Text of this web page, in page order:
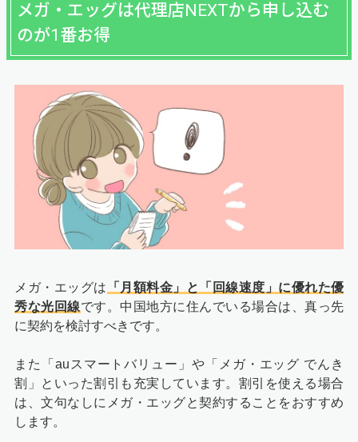
メガ・エッグは代理店NEXTから申し込む
のが1番お得
メガ・エッグは 「月額料金」と「回線速度」に優れた優
秀な光回線です。中国地方に住んでいる場合は、真っ先
に契約を検討すべきです。
また「auスマートバリュー」や「メガ・エッグ でんき
割」といった割引も充実しています。割引を使える場合
は、文句なしにメガ・エッグと契約することをおすすめ
します。